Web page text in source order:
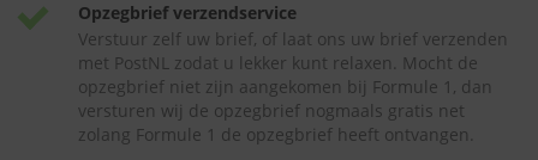
Opzegbrief verzendservice
Verstuur zelf uw brief, of laat ons uw brief verzenden
met PostNL zodat u lekker kunt relaxen. Mocht de
opzegbrief niet zijn aangekomen bij Formule 1, dan
versturen wij de opzegbrief nogmaals gratis net
zolang Formule 1 de opzegbrief heeft ontvangen.